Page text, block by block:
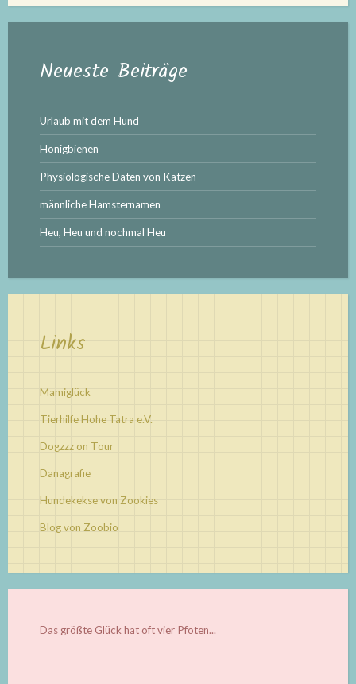
Neueste Beiträge
Urlaub mit dem Hund
Honigbienen
Physiologische Daten von Katzen
männliche Hamsternamen
Heu, Heu und nochmal Heu
Links
Mamiglück
Tierhilfe Hohe Tatra e.V.
Dogzzz on Tour
Danagrafie
Hundekekse von Zookies
Blog von Zoobio
Das größte Glück hat oft vier Pfoten...